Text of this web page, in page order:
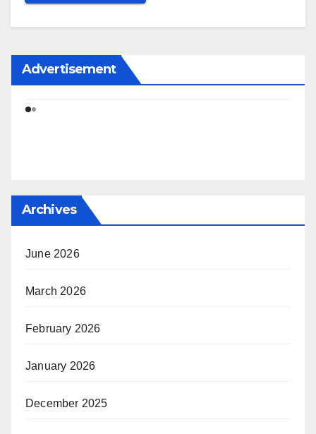
Advertisement
Archives
June 2026
March 2026
February 2026
January 2026
December 2025